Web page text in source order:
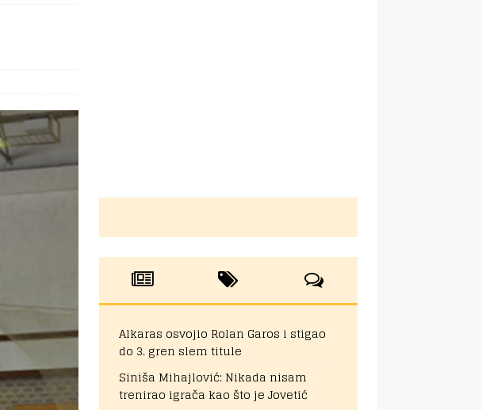
Alkaras osvojio Rolan Garos i stigao
do 3. gren slem titule
Siniša Mihajlović: Nikada nisam
trenirao igrača kao što je Jovetić